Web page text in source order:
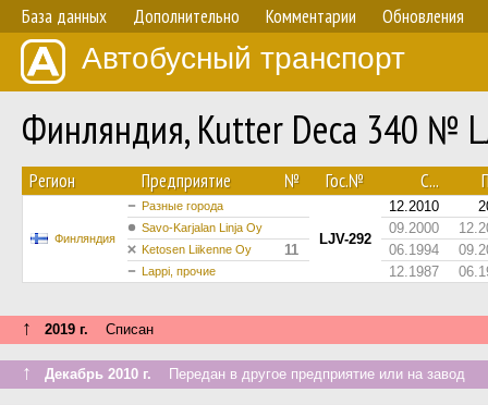
База данных Дополнительно Комментарии Обновления
Автобусный транспорт
Финляндия, Kutter Deca 340 №
Регион Предприятие № Гос.№ С...
Финляндия
Разные города
LJV-292
12.2010
Savo-Karjalan Linja Oy 09.2000
Ketosen Liikenne Oy 11 06.1994
Lappi, прочие 12.1987
↑ 2019 г. Списан
↑ Декабрь 2010 г. Передан в другое предприятие или на завод